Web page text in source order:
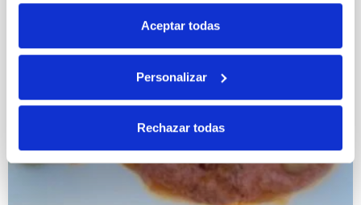
Aceptar todas
Personalizar
Rechazar todas